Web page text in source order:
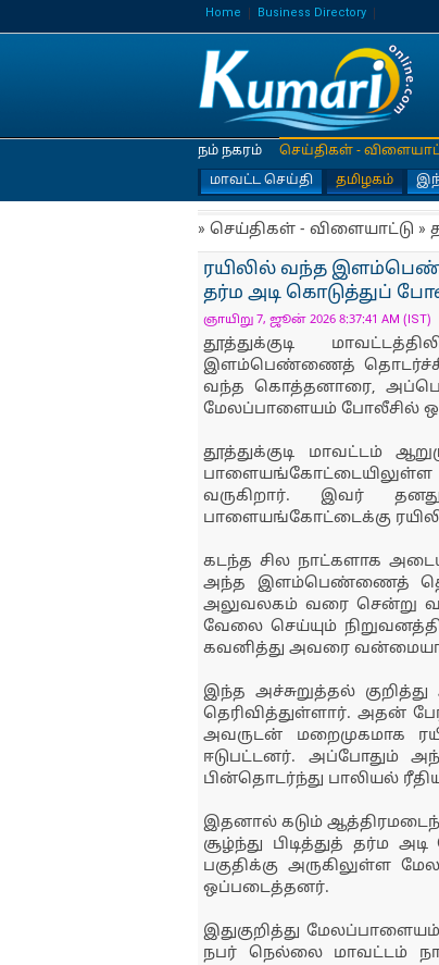
Home Business Directory
நம் நகரம்
செய்திகள் -
மாவட்ட செய்தி
தமிழகம்
» செய்திகள் - விளையாட்டு »
ரயிலில் வந்த
தர்ம அடி கொடுத்துப்
ஞாயிறு 7, ஜூன் 2026 8:37:41 AM (IST)
தூத்துக்குடி
இளம்பெண்ணைத்
வந்த கொத்தனாரை,
மேலப்பாளையம் போலீசில்
தூத்துக்குடி மாவட்டம்
பாளையங்கோட்டையிலுள்ள
வருகிறார். இவர் தனது
பாளையங்கோட்டைக்கு
கடந்த சில நாட்களாக
அந்த இளம்பெண்ணைத்
அலுவலகம் வரை சென்று
வேலை செய்யும்
கவனித்து அவரை
இந்த அச்சுறுத்தல்
தெரிவித்துள்ளார். அதன்
அவருடன் மறைமுகமாக
ஈடுபட்டனர். அப்போதும்
பின்தொடர்ந்து பாலியல்
இதனால் கடும்
சூழ்ந்து பிடித்துத் தர்ம
பகுதிக்கு அருகிலுள்ள
ஒப்படைத்தனர்.
இதுகுறித்து
நபர் நெல்லை மாவட்டம்